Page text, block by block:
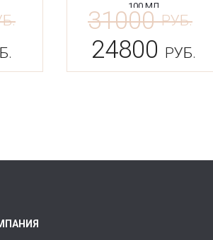
100 МЛ
31000РУБ.
24800 РУБ.